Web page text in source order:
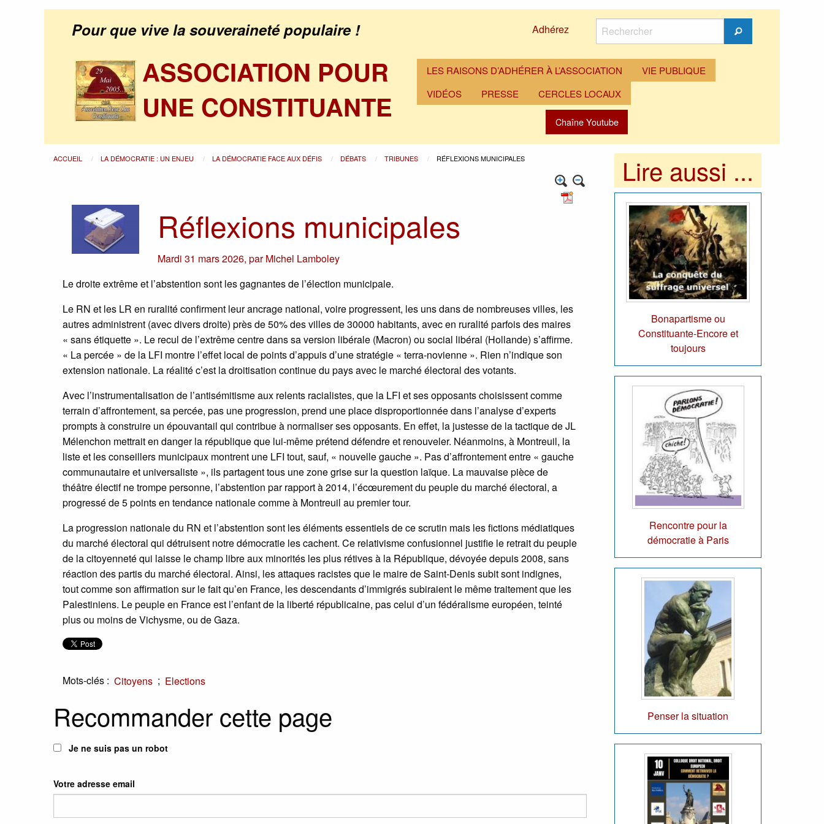
Pour que vive la souveraineté populaire ! Adhérez
Rechercher
Rechercher
ASSOCIATION POUR
UNE CONSTITUANTE
LES RAISONS D’ADHÉRER À L’ASSOCIATION
VIE PUBLIQUE
VIDÉOS
PRESSE CERCLES LOCAUX
Chaîne Youtube
ACCUEIL LA DÉMOCRATIE : UN ENJEU LA DÉMOCRATIE FACE AUX DÉFIS DÉBATS TRIBUNES RÉFLEXIONS MUNICIPALES
Réflexions municipales
Mardi 31 mars 2026,parMichel Lamboley
Le droite extrême et l’abstention sont les gagnantes de l’élection municipale.
Le RN et les LR en ruralité confirment leur ancrage national, voire progressent, les uns dans de nombreuses villes, les
autres administrent (avec divers droite) près de 50% des villes de 30000 habitants, avec en ruralité parfois des maires
« sans étiquette ». Le recul de l’extrême centre dans sa version libérale (Macron) ou social libéral (Hollande) s’affirme.
« La percée » de la LFI montre l’effet local de points d’appuis d’une stratégie « terra-novienne ». Rien n’indique son
extension nationale. La réalité c’est la droitisation continue du pays avec le marché électoral des votants.
Avec l’instrumentalisation de l’antisémitisme aux relents racialistes, que la LFI et ses opposants choisissent comme
terrain d’affrontement, sa percée, pas une progression, prend une place disproportionnée dans l’analyse d’experts
prompts à construire un épouvantail qui contribue à normaliser ses opposants. En effet, la justesse de la tactique de JL
Mélenchon mettrait en danger la république que lui-même prétend défendre et renouveler. Néanmoins, à Montreuil, la
liste et les conseillers municipaux montrent une LFI tout, sauf, « nouvelle gauche ». Pas d’affrontement entre « gauche
communautaire et universaliste », ils partagent tous une zone grise sur la question laïque. La mauvaise pièce de
théâtre électif ne trompe personne, l’abstention par rapport à 2014, l’écœurement du peuple du marché électoral, a
progressé de 5 points en tendance nationale comme à Montreuil au premier tour.
La progression nationale du RN et l’abstention sont les éléments essentiels de ce scrutin mais les fictions médiatiques
du marché électoral qui détruisent notre démocratie les cachent. Ce relativisme confusionnel justifie le retrait du peuple
de la citoyenneté qui laisse le champ libre aux minorités les plus rétives à la République, dévoyée depuis 2008, sans
réaction des partis du marché électoral. Ainsi, les attaques racistes que le maire de Saint-Denis subit sont indignes,
tout comme son affirmation sur le fait qu’en France, les descendants d’immigrés subiraient le même traitement que les
Palestiniens. Le peuple en France est l’enfant de la liberté républicaine, pas celui d’un fédéralisme européen, teinté
plus ou moins de Vichysme, ou de Gaza.
Mots-clés : Citoyens ; Elections
Recommander cette page
Je ne suis pas un robot
Votre adresse email
Lire aussi ...
Bonapartisme ou
Constituante-Encore et
toujours
Rencontre pour la
démocratie à Paris
Penser la situation